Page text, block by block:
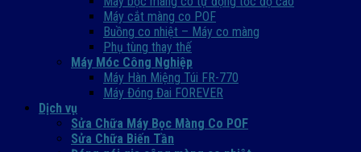
Máy cắt màng co POF
Buồng co nhiệt – Máy co màng
Phụ tùng thay thế
Máy Móc Công Nghiệp
Máy Hàn Miệng Túi FR-770
Máy Đóng Đai FOREVER
Dịch vụ
Sửa Chữa Máy Bọc Màng Co POF
Sửa Chữa Biến Tần